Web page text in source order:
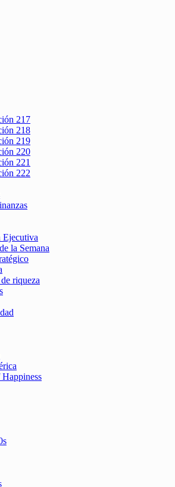
217
218
219
220
221
222
Ejecutiva
la Semana
riqueza